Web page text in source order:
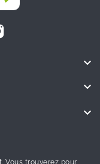



Vous trouverez pour